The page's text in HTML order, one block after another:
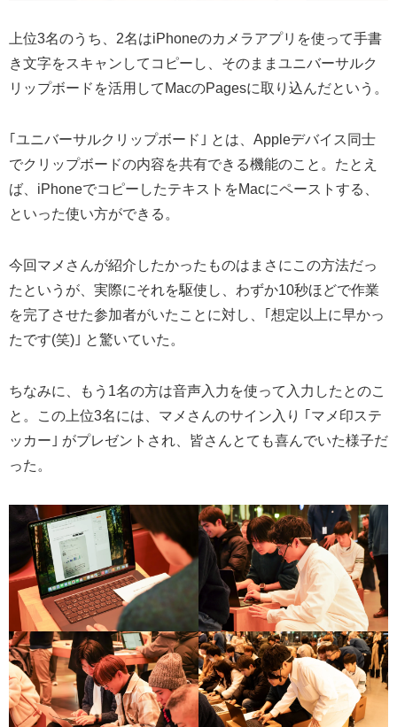
上位3名のうち、2名はiPhoneのカメラアプリを使って手書
き文字をスキャンしてコピーし、そのままユニバーサルク
リップボードを活用してMacのPagesに取り込んだという。
｢ユニバーサルクリップボード｣ とは、Appleデバイス同士
でクリップボードの内容を共有できる機能のこと。たとえ
ば、iPhoneでコピーしたテキストをMacにペーストする、
といった使い方ができる。
今回マメさんが紹介したかったものはまさにこの方法だっ
たというが、実際にそれを駆使し、わずか10秒ほどで作業
を完了させた参加者がいたことに対し、｢想定以上に早かっ
たです(笑)｣ と驚いていた。
ちなみに、もう1名の方は音声入力を使って入力したとのこ
と。この上位3名には、マメさんのサイン入り ｢マメ印ステ
ッカー｣ がプレゼントされ、皆さんとても喜んでいた様子だ
った。